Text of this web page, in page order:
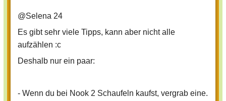
@Selena 24
Es gibt sehr viele Tipps, kann aber nicht alle
aufzählen :c
Deshalb nur ein paar:
- Wenn du bei Nook 2 Schaufeln kaufst, vergrab eine.